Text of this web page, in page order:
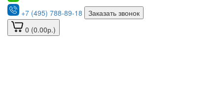
+7 (495) 788-89-18
Заказать звонок
0 (0.00р.)